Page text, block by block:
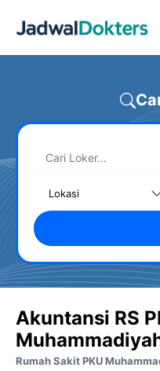
Akuntansi RS
Rumah Sakit PKU